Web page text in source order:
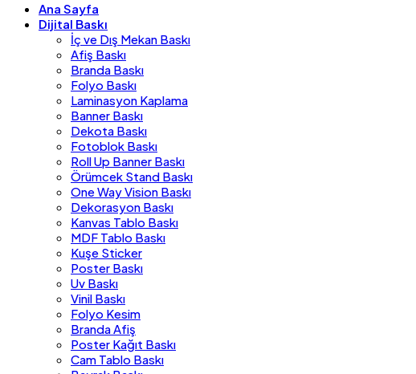
Ana Sayfa
Dijital Baskı
İç ve Dış Mekan Baskı
Afiş Baskı
Branda Baskı
Folyo Baskı
Laminasyon Kaplama
Banner Baskı
Dekota Baskı
Fotoblok Baskı
Roll Up Banner Baskı
Örümcek Stand Baskı
One Way Vision Baskı
Dekorasyon Baskı
Kanvas Tablo Baskı
MDF Tablo Baskı
Kuşe Sticker
Poster Baskı
Uv Baskı
Vinil Baskı
Folyo Kesim
Branda Afiş
Poster Kağıt Baskı
Cam Tablo Baskı